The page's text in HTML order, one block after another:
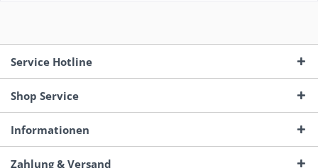
Service Hotline
Shop Service
Informationen
Zahlung & Versand